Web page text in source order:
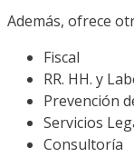
Además, ofrece
Fiscal
RR. HH. y
Prevención
Servicios
Consultoría